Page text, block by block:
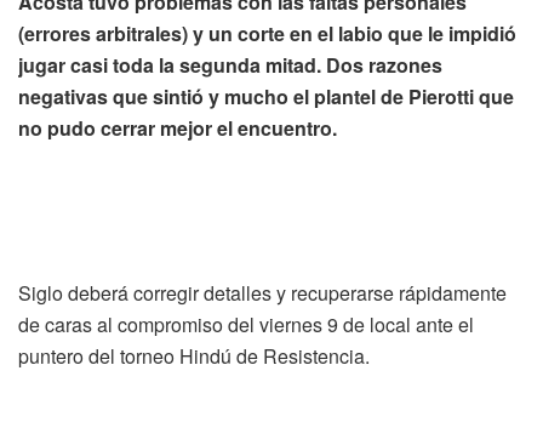
(errores arbitrales) y un corte en el labio que le impidió
jugar casi toda la segunda mitad. Dos razones
negativas que sintió y mucho el plantel de Pierotti que
no pudo cerrar mejor el encuentro.
Siglo deberá corregir detalles y recuperarse rápidamente
de caras al compromiso del viernes 9 de local ante el
puntero del torneo Hindú de Resistencia.